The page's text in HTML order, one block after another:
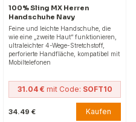
100% Sling MX Herren
Handschuhe Navy
Feine und leichte Handschuhe, die
wie eine „zweite Haut“ funktionieren,
ultraleichter 4-Wege-Stretchstoff,
perforierte Handfläche, kompatibel mit
Mobiltelefonen
31.04 € mit Code: SOFT10
34.49 € Kaufen